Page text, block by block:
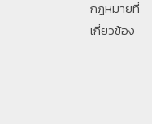
กฎหมายที่
เกี่ยวข้อง